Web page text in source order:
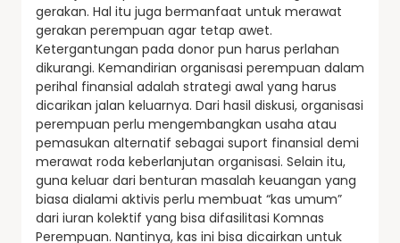
gerakan. Hal itu juga bermanfaat untuk merawat
gerakan perempuan agar tetap awet.
Ketergantungan pada donor pun harus perlahan
dikurangi. Kemandirian organisasi perempuan dalam
perihal finansial adalah strategi awal yang harus
dicarikan jalan keluarnya. Dari hasil diskusi, organisasi
perempuan perlu mengembangkan usaha atau
pemasukan alternatif sebagai suport finansial demi
merawat roda keberlanjutan organisasi. Selain itu,
guna keluar dari benturan masalah keuangan yang
biasa dialami aktivis perlu membuat “kas umum”
dari iuran kolektif yang bisa difasilitasi Komnas
Perempuan. Nantinya, kas ini bisa dicairkan untuk